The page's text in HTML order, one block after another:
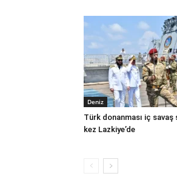
Deniz
Türk donanması iç savaş
kez Lazkiye’de